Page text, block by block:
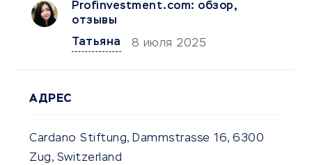
Profinvestment.com: обзор,
отзывы
Татьяна
8 июля 2025
АДРЕС
Cardano Stiftung, Dammstrasse 16, 6300
Zug, Switzerland